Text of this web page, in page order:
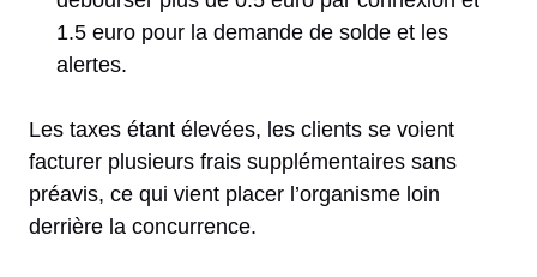
1.5 euro pour la demande de solde et les
alertes.
Les taxes étant élevées, les clients se voient
facturer plusieurs frais supplémentaires sans
préavis, ce qui vient placer l’organisme loin
derrière la concurrence.